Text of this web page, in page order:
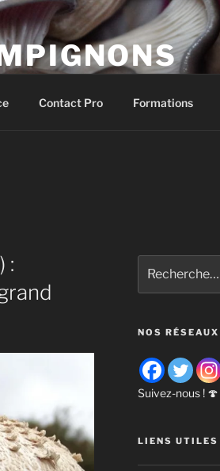
Contact Pro Formations
:
pour
:
NOS
Suivez-nous ! 🍄
LIENS UTILES